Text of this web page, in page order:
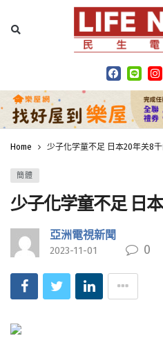
Home 少子化学童不足 日本20年关8
簡體
少子化学童不足 日
亞洲電視新聞
2023-11-01 0